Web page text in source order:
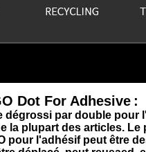
Dot For Adhesive :
par double pour
la plupart des articles. Le
pour l'adhésif peut être